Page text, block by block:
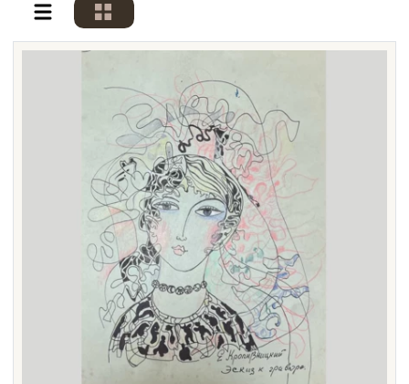
Разделы
Направление
Производитель